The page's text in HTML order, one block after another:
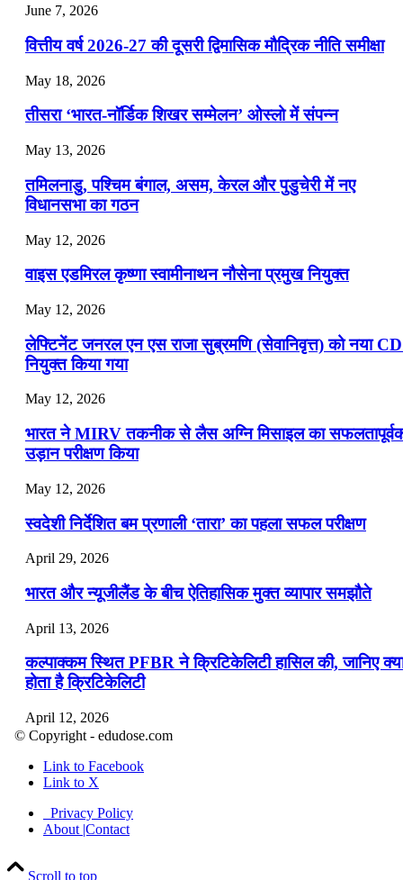
July 22, 2026
📝 डेली करेंट अफेयर्स: 19-21 जुलाई 2026
July 19, 2026
📝 डेली करेंट अफेयर्स: 16-18 जुलाई 2026
July 16, 2026
📝 डेली करेंट अफेयर्स: 13-15 जुलाई 2026
June 7, 2026
वित्तीय वर्ष 2026-27 की दूसरी द्विमासिक मौद्रिक नीति समीक्षा
May 18, 2026
तीसरा ‘भारत-नॉर्डिक शिखर सम्मेलन’ ओस्लो में संपन्न
May 13, 2026
तमिलनाडु, पश्चिम बंगाल, असम, केरल और पुडुचेरी में नए
विधानसभा का गठन
May 12, 2026
वाइस एडमिरल कृष्णा स्वामीनाथन नौसेना प्रमुख नियुक्त
May 12, 2026
लेफ्टिनेंट जनरल एन एस राजा सुब्रमणि (सेवानिवृत्त) को नया
नियुक्त किया गया
May 12, 2026
भारत ने MIRV तकनीक से लैस अग्नि मिसाइल का
उड़ान परीक्षण किया
May 12, 2026
स्वदेशी निर्देशित बम प्रणाली ‘तारा’ का पहला सफल परीक्षण
April 29, 2026
भारत और न्यूजीलैंड के बीच ऐतिहासिक मुक्त व्यापार समझौते
April 13, 2026
कल्पाक्कम स्थित PFBR ने क्रिटिकेलिटी हासिल की, जानिए
होता है क्रिटिकेलिटी
April 12, 2026
April 9, 2026
नासा का आर्टेमिस-2 मिशन: मनुष्य एक बार फिर से चंद्रमा के
पहुंचा
April 7, 2026
© Copyright - edudose.com
Link to Facebook
Link to X
Privacy Policy
About |Contact
Scroll to top